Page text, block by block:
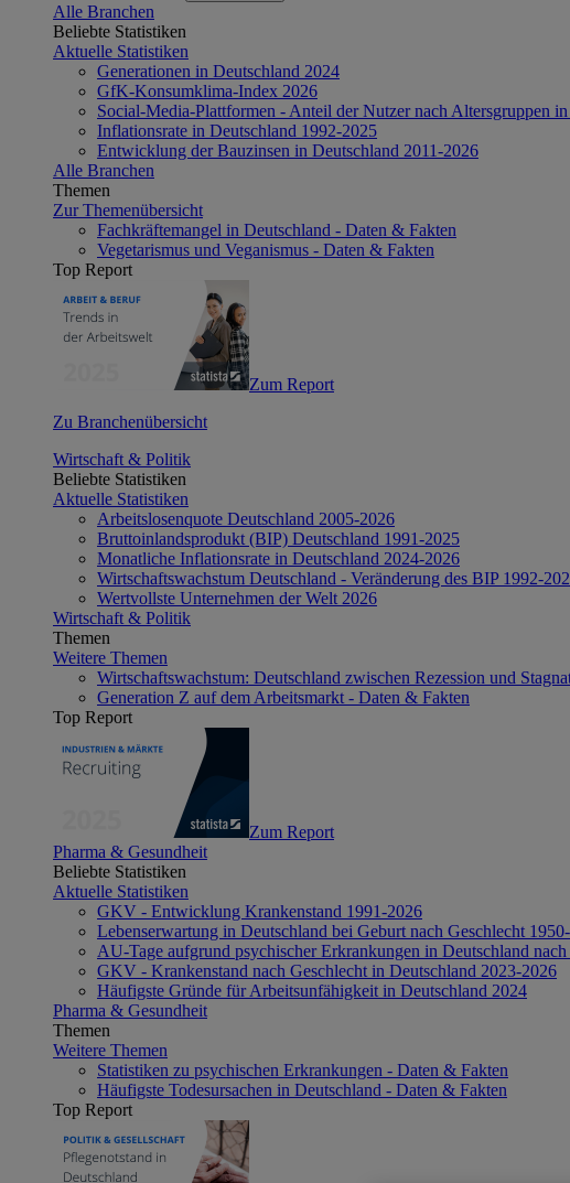
Alle Branchen
Beliebte Statistiken
Aktuelle Statistiken
Generationen in Deutschland 2024
GfK-Konsumklima-Index 2026
Social-Media-Plattformen - Anteil der Nutzer nach Altersgruppen
Inflationsrate in Deutschland 1992-2025
Entwicklung der Bauzinsen in Deutschland 2011-2026
Alle Branchen
Themen
Zur Themenübersicht
Fachkräftemangel in Deutschland - Daten & Fakten
Vegetarismus und Veganismus - Daten & Fakten
Top Report
Zum Report
Zu Branchenübersicht
Wirtschaft & Politik
Beliebte Statistiken
Aktuelle Statistiken
Arbeitslosenquote Deutschland 2005-2026
Bruttoinlandsprodukt (BIP) Deutschland 1991-2025
Monatliche Inflationsrate in Deutschland 2024-2026
Wirtschaftswachstum Deutschland - Veränderung des BIP 1992-
Wertvollste Unternehmen der Welt 2026
Wirtschaft & Politik
Themen
Weitere Themen
Wirtschaftswachstum: Deutschland zwischen Rezession und
Generation Z auf dem Arbeitsmarkt - Daten & Fakten
Top Report
Zum Report
Pharma & Gesundheit
Beliebte Statistiken
Aktuelle Statistiken
GKV - Entwicklung Krankenstand 1991-2026
Lebenserwartung in Deutschland bei Geburt nach Geschlecht
AU-Tage aufgrund psychischer Erkrankungen in Deutschland
GKV - Krankenstand nach Geschlecht in Deutschland 2023-2026
Häufigste Gründe für Arbeitsunfähigkeit in Deutschland 2024
Pharma & Gesundheit
Themen
Weitere Themen
Statistiken zu psychischen Erkrankungen - Daten & Fakten
Häufigste Todesursachen in Deutschland - Daten & Fakten
Top Report